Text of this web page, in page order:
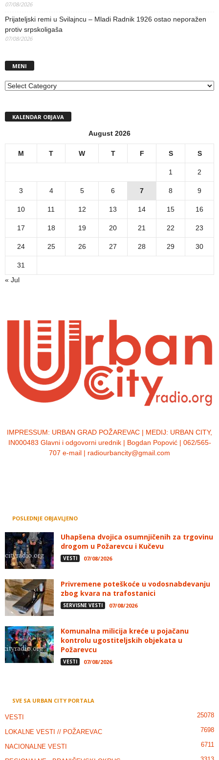
07/08/2026
Prijateljski remi u Svilajncu – Mladi Radnik 1926 ostao neporažen
protiv srpskoligaša
07/08/2026
MENI
MENI
KALENDAR OBJAVA
August 2026
M T W T F S S
1 2
3 4 5 6 7 8 9
10 11 12 13 14 15 16
17 18 19 20 21 22 23
24 25 26 27 28 29 30
31
« Jul
IMPRESSUM: URBAN GRAD POŽAREVAC | MEDIJ: URBAN CITY,
IN000483 Glavni i odgovorni urednik | Bogdan Popović | 062/565-
707 e-mail | radiourbancity@gmail.com
POSLEDNJE OBJAVLJENO
Uhapšena dvojica osumnjičenih za trgovinu
drogom u Požarevcu i Kučevu
VESTI 07/08/2026
Privremene poteškoće u vodosnabdevanju
zbog kvara na trafostanici
SERVISNE VESTI 07/08/2026
Komunalna milicija kreće u pojačanu
kontrolu ugostiteljskih objekata u
Požarevcu
VESTI 07/08/2026
SVE SA URBAN CITY PORTALA
VESTI 25078
LOKALNE VESTI // POŽAREVAC 7698
NACIONALNE VESTI 6711